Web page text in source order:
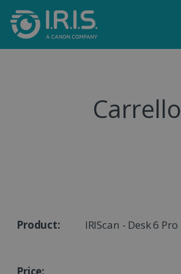
Carrello
IRIScan - Desk 6 Pro